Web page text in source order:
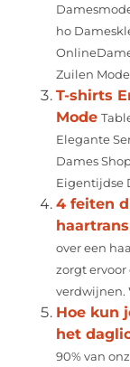
ho
Zuilen Mode
T-shirts
Mode
Elegante
Dames
Eigentijdse
4 feiten
over een
zorgt
verdwijnen.
Hoe kun
het
90% van